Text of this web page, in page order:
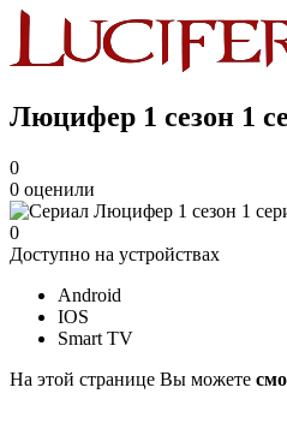
Люцифер 1 cезон 1
0
0 оценили
0
Доступно на устройствах
Android
IOS
Smart TV
На этой странице Вы можете